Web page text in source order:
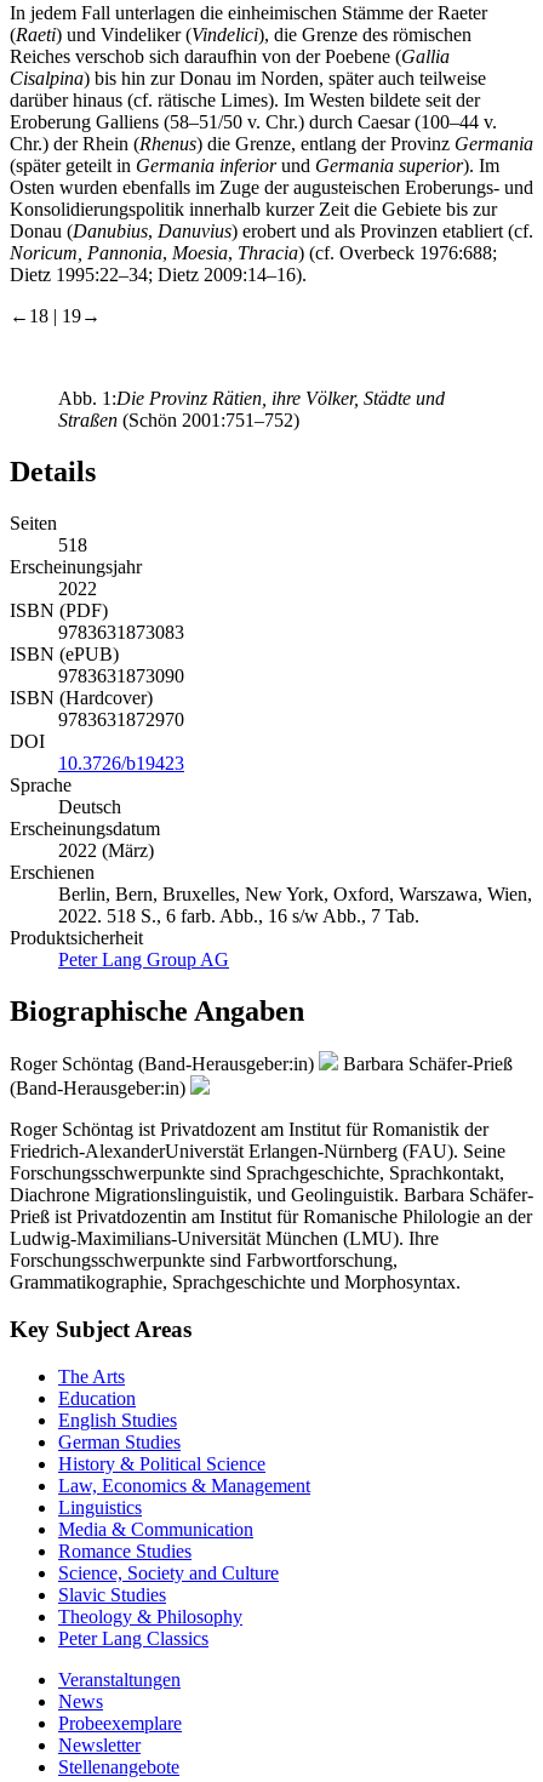
In jedem Fall unterlagen die einheimischen Stämme der Raeter
(Raeti) und Vindeliker (Vindelici), die Grenze des römischen
Reiches verschob sich daraufhin von der Poebene (Gallia
Cisalpina) bis hin zur Donau im Norden, später auch teilweise
darüber hinaus (cf. rätische Limes). Im Westen bildete seit der
Eroberung Galliens (58–51/50 v. Chr.) durch Caesar (100–44 v.
Chr.) der Rhein (Rhenus) die Grenze, entlang der Provinz Germania
(später geteilt in Germania inferiorund Germania superior). Im
Osten wurden ebenfalls im Zuge der augusteischen Eroberungs- und
Konsolidierungspolitik innerhalb kurzer Zeit die Gebiete bis zur
Donau (Danubius, Danuvius) erobert und als Provinzen etabliert (cf.
Noricum, Pannonia, Moesia, Thracia) (cf. Overbeck 1976:688;
Dietz 1995:22–34; Dietz 2009:14–16).
←18 | 19→
Abb. 1:Die Provinz Rätien, ihre Völker, Städte und
Straßen (Schön 2001:751–752)
Details
Seiten
518
Erscheinungsjahr
2022
ISBN (PDF)
9783631873083
ISBN (ePUB)
9783631873090
ISBN (Hardcover)
9783631872970
DOI
10.3726/b19423
Sprache
Deutsch
Erscheinungsdatum
2022 (März)
Erschienen
Berlin, Bern, Bruxelles, New York, Oxford, Warszawa, Wien,
2022. 518 S., 6 farb. Abb., 16 s/w Abb., 7 Tab.
Produktsicherheit
Peter Lang Group AG
Biographische Angaben
Roger Schöntag (Band-Herausgeber:in)
Barbara Schäfer-Prieß
(Band-Herausgeber:in)
Roger Schöntag ist Privatdozent am Institut für Romanistik der
Friedrich-AlexanderUniverstät Erlangen-Nürnberg (FAU). Seine
Forschungsschwerpunkte sind Sprachgeschichte, Sprachkontakt,
Diachrone Migrationslinguistik, und Geolinguistik. Barbara Schäfer-
Prieß ist Privatdozentin am Institut für Romanische Philologie an der
Ludwig-Maximilians-Universität München (LMU). Ihre
Forschungsschwerpunkte sind Farbwortforschung,
Grammatikographie, Sprachgeschichte und Morphosyntax.
Key Subject Areas
The Arts
Education
English Studies
German Studies
History & Political Science
Law, Economics & Management
Linguistics
Media & Communication
Romance Studies
Science, Society and Culture
Slavic Studies
Theology & Philosophy
Peter Lang Classics
Veranstaltungen
News
Probeexemplare
Newsletter
Stellenangebote